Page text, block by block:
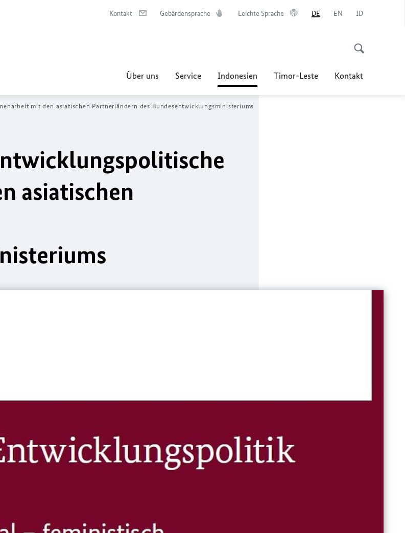
Kontakt Gebärdensprache Leichte Sprache DE EN ID
Über uns Service Indonesien Timor-Leste Kontakt
mit den asiatischen Partnerländern des Bundesentwicklungsministeriums
asiatischen